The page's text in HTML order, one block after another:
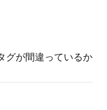
グが間違っているか